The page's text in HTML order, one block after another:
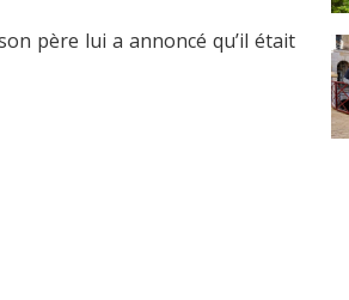
père lui a annoncé qu’il était